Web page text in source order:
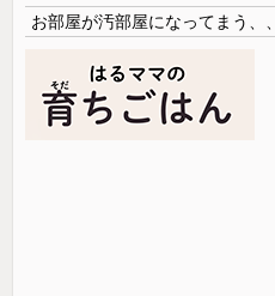
お部屋が汚部屋になってまう、、